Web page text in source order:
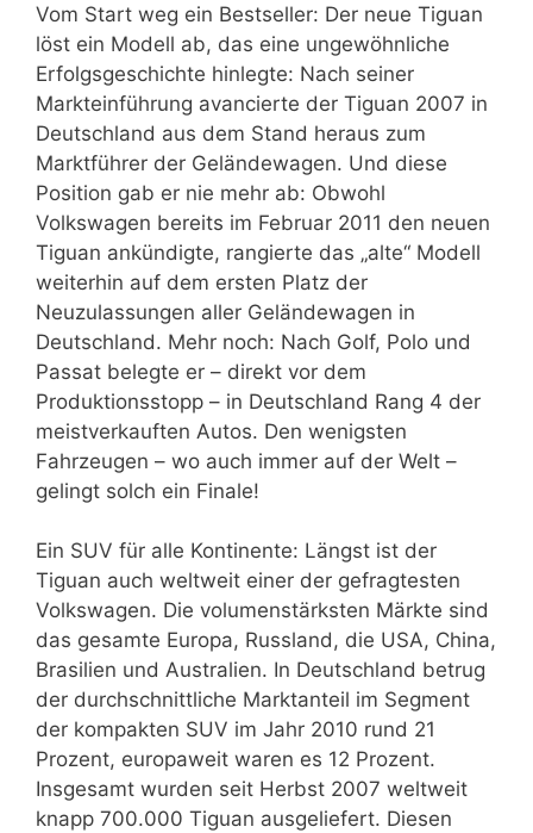
Vom Start weg ein Bestseller: Der neue Tiguan
löst ein Modell ab, das eine ungewöhnliche
Erfolgsgeschichte hinlegte: Nach seiner
Markteinführung avancierte der Tiguan 2007 in
Deutschland aus dem Stand heraus zum
Marktführer der Geländewagen. Und diese
Position gab er nie mehr ab: Obwohl
Volkswagen bereits im Februar 2011 den neuen
Tiguan ankündigte, rangierte das „alte“ Modell
weiterhin auf dem ersten Platz der
Neuzulassungen aller Geländewagen in
Deutschland. Mehr noch: Nach Golf, Polo und
Passat belegte er – direkt vor dem
Produktionsstopp – in Deutschland Rang 4 der
meistverkauften Autos. Den wenigsten
Fahrzeugen – wo auch immer auf der Welt –
gelingt solch ein Finale!
Ein SUV für alle Kontinente: Längst ist der
Tiguan auch weltweit einer der gefragtesten
Volkswagen. Die volumenstärksten Märkte sind
das gesamte Europa, Russland, die USA, China,
Brasilien und Australien. In Deutschland betrug
der durchschnittliche Marktanteil im Segment
der kompakten SUV im Jahr 2010 rund 21
Prozent, europaweit waren es 12 Prozent.
Insgesamt wurden seit Herbst 2007 weltweit
knapp 700.000 Tiguan ausgeliefert. Diesen